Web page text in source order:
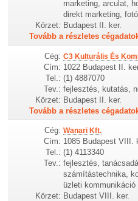
marketing, arculat,
direkt marketing,
Körzet: Budapest II. ker.
Tovább a részletes
Cég: C3 Kulturális És
Cím: 1022 Budapest II.
Tel.: (1) 4887070
Tev.: fejlesztés, kutatás,
Körzet: Budapest II. ker.
Tovább a részletes
Cég: Wanari Kft.
Cím: 1085 Budapest VIII.
Tel.: (1) 4113340
Tev.: fejlesztés,
számítástechnika,
üzleti kommunikáció
Körzet: Budapest VIII. ker.